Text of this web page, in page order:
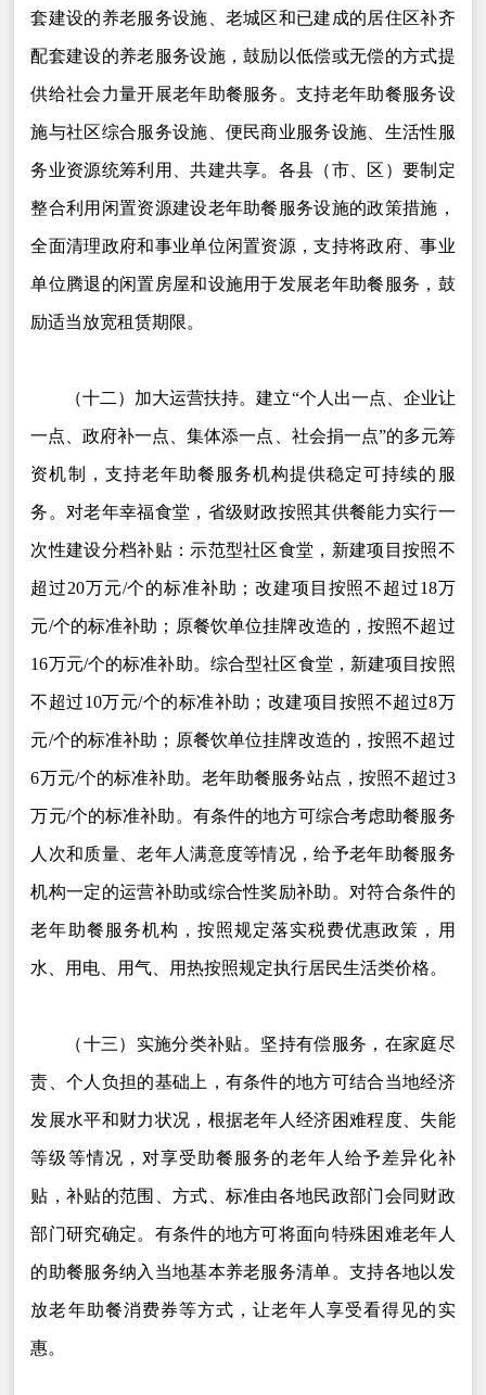
套建设的养老服务设施、老城区和已建成的居住区补齐
配套建设的养老服务设施，鼓励以低偿或无偿的方式提
供给社会力量开展老年助餐服务。支持老年助餐服务设
施与社区综合服务设施、便民商业服务设施、生活性服
务业资源统筹利用、共建共享。各县（市、区）要制定
整合利用闲置资源建设老年助餐服务设施的政策措施，
全面清理政府和事业单位闲置资源，支持将政府、事业
单位腾退的闲置房屋和设施用于发展老年助餐服务，鼓
励适当放宽租赁期限。
（十二）加大运营扶持。建立“个人出一点、企业让
一点、政府补一点、集体添一点、社会捐一点”的多元筹
资机制，支持老年助餐服务机构提供稳定可持续的服
务。对老年幸福食堂，省级财政按照其供餐能力实行一
次性建设分档补贴：示范型社区食堂，新建项目按照不
超过20万元/个的标准补助；改建项目按照不超过18万
元/个的标准补助；原餐饮单位挂牌改造的，按照不超过
16万元/个的标准补助。综合型社区食堂，新建项目按照
不超过10万元/个的标准补助；改建项目按照不超过8万
元/个的标准补助；原餐饮单位挂牌改造的，按照不超过
6万元/个的标准补助。老年助餐服务站点，按照不超过3
万元/个的标准补助。有条件的地方可综合考虑助餐服务
人次和质量、老年人满意度等情况，给予老年助餐服务
机构一定的运营补助或综合性奖励补助。对符合条件的
老年助餐服务机构，按照规定落实税费优惠政策，用
水、用电、用气、用热按照规定执行居民生活类价格。
（十三）实施分类补贴。坚持有偿服务，在家庭尽
责、个人负担的基础上，有条件的地方可结合当地经济
发展水平和财力状况，根据老年人经济困难程度、失能
等级等情况，对享受助餐服务的老年人给予差异化补
贴，补贴的范围、方式、标准由各地民政部门会同财政
部门研究确定。有条件的地方可将面向特殊困难老年人
的助餐服务纳入当地基本养老服务清单。支持各地以发
放老年助餐消费券等方式，让老年人享受看得见的实
惠。